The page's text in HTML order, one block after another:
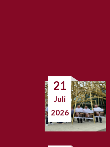
21
Juli
2026